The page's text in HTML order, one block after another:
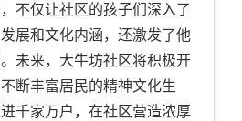
不仅让社区的孩子们深入了
展和文化内涵，还激发了他
未来，大牛坊社区将积极开
断丰富居民的精神文化生
千家万户，在社区营造浓厚